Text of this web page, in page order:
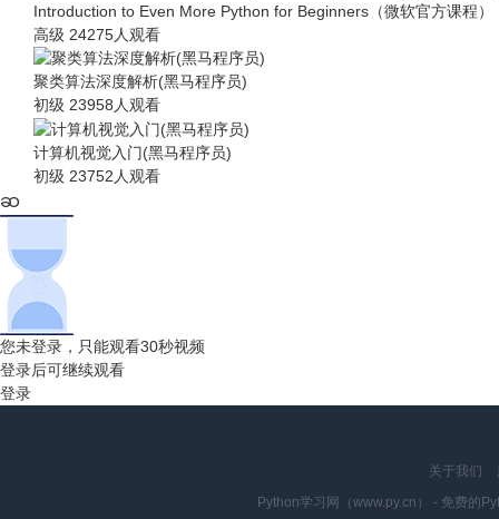
Introduction to Even More Python for Beginners（微软官方课程）
高级 24275人观看
聚类算法深度解析(黑马程序员)
初级 23958人观看
计算机视觉入门(黑马程序员)
初级 23752人观看
您未登录，只能观看30秒视频
登录后可继续观看
登录
关于我们
Python学习网（www.py.cn） - 免费的